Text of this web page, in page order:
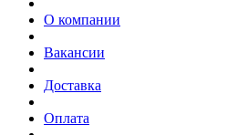
О компании
Вакансии
Доставка
Оплата